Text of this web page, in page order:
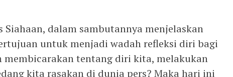
Siahaan, dalam sambutannya menjelaskan
untuk menjadi wadah refleksi diri bagi
membicarakan tentang diri kita, melakukan
kita rasakan di dunia pers? Maka hari ini